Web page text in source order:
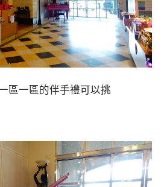
區一區的伴手禮可以挑